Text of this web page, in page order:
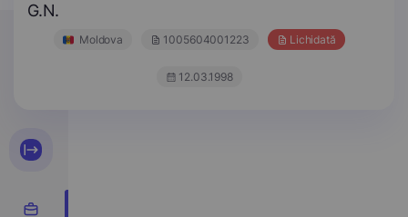
G.N.
Moldova 1005604001223 Lichidată
12.03.1998